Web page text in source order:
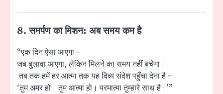
8. समर्पण का मिशन: अब समय कम है
“एक दिन ऐसा आएगा –
जब बुलावा आएगा, लेकिन मिलने का समय नहीं बचेगा।
तब तक हमें हर आत्मा तक यह दिव्य संदेश पहुँचा देना है –
‘तुम अमर हो। तुम आत्मा हो। परमात्मा तुम्हारे साथ है।'”